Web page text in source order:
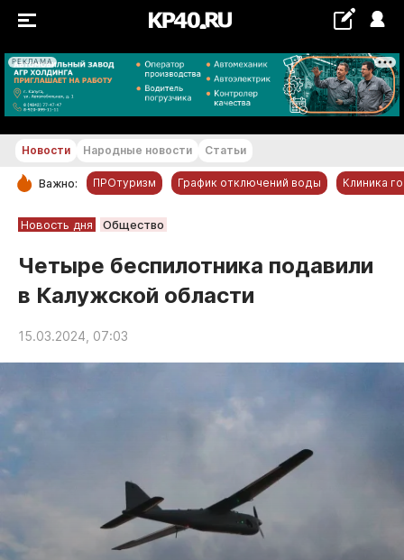
РЕКЛАМА
+29...+30 °С
РУБРИКИ
Обнинск
Новости компаний
Статьи
Народные новости
Авто и транспорт
Образование
Общество
Погода
Новости Народные новости Статьи
Важно: ПРОтуризм График отключений воды Клиника
Новость дня Общество
Четыре беспилотника подавили
в Калужской области
15.03.2024, 07:03